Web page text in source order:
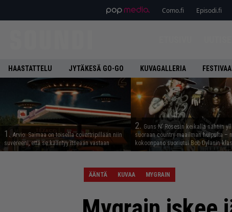
Como.fi Episodi.fi
HAASTATTELU JYTÄKESÄ GO-GO KUVAGALLERIA
1. Arvio: Saimaa on toisella covertripillään niin
suvereeni, että se kääntyy itseään vastaan
2. Guns N’ Rosesin keikalla nähtiin
suoraan country-maailman huipulta –
kokoonpano suoriutui Bob Dylanin
ÄÄNTÄ KUVAA MYGRAIN